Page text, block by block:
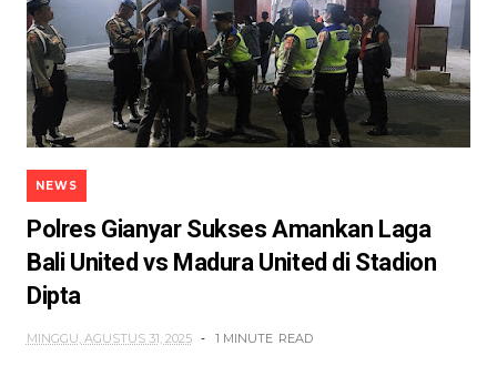
NEWS
Polres Gianyar Sukses Amankan Laga
Bali United vs Madura United di Stadion
Dipta
MINGGU, AGUSTUS 31, 2025 1 MINUTE READ